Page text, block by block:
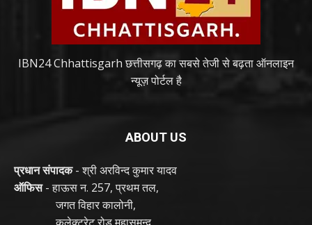
IBN24 Chhattisgarh छत्तीसगढ़ का सबसे तेजी से बढ़ता ऑनलाइन
न्यूज़ पोर्टल है
ABOUT US
प्रधान संपादक- श्री अरविन्द कुमार यादव
ऑफिस- हाऊस न. 257, प्रथम तल,
जगत विहार कालोनी,